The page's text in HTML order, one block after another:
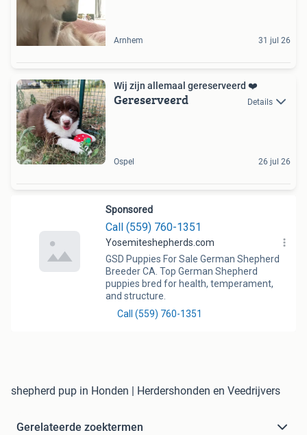
Arnhem 31 jul 26
Wij zijn allemaal gereserveerd ❤️
Gereserveerd Details
Ospel 26 jul 26
shepherd pup in Honden | Herdershonden en Veedrijvers
Gerelateerde zoektermen